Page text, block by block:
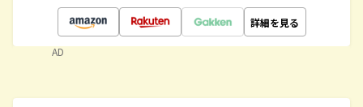
詳細を見る
AD